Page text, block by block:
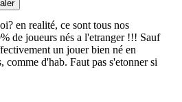
en realité, ce sont tous nos
de joueurs nés a l'etranger !!! Sauf
un jouer bien né en
comme d'hab. Faut pas s'etonner si